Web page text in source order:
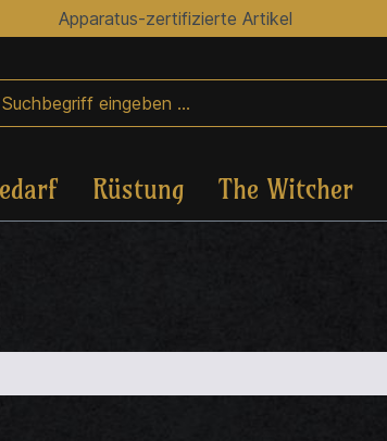
Apparatus-zertifizierte Artikel
Rüstung The Witcher